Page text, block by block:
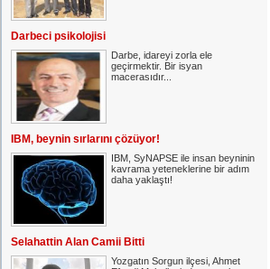
Darbeci psikolojisi
Darbe, idareyi zorla ele
geçirmektir. Bir isyan
macerasıdır...
IBM, beynin sırlarını çözüyor!
IBM, SyNAPSE ile insan beyninin
kavrama yeteneklerine bir adım
daha yaklaştı!
Selahattin Alan Camii Bitti
Yozgatın Sorgun ilçesi, Ahmet